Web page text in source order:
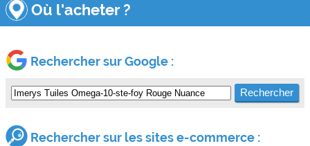
Où l'acheter ?
Rechercher sur Google :
Rechercher sur les sites e-commerce :